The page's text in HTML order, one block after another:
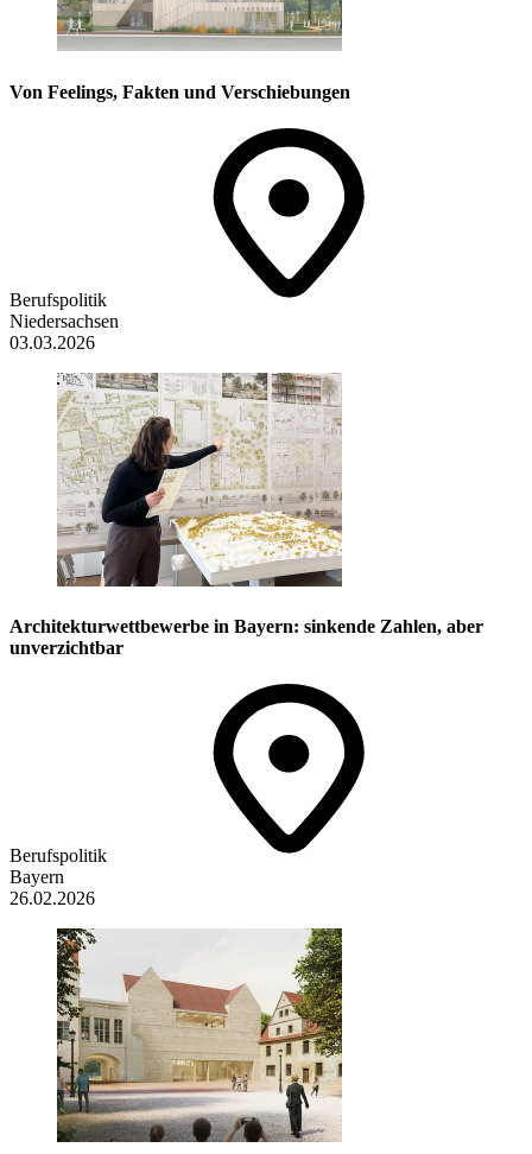
Von Feelings, Fakten und Verschiebungen
Berufspolitik
Niedersachsen
03.03.2026
Architekturwettbewerbe in Bayern: sinkende Zahlen, aber
unverzichtbar
Berufspolitik
Bayern
26.02.2026